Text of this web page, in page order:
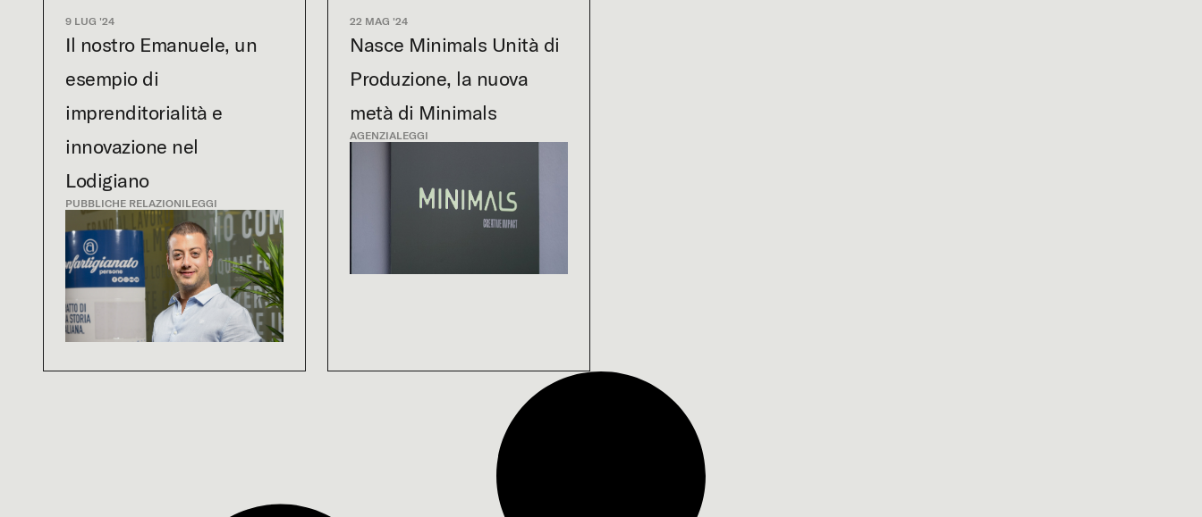
9 LUG '24
Il nostro Emanuele, un
esempio di
imprenditorialità e
innovazione nel
Lodigiano
PUBBLICHE RELAZIONILEGGI
22 MAG '24
Nasce Minimals Unità di
Produzione, la nuova
metà di Minimals
AGENZIALEGGI